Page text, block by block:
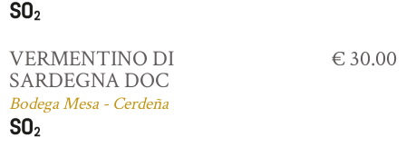
VERMENTINO DI
SARDEGNA DOC
Bodega Mesa - Cerdeña
€ 30.00